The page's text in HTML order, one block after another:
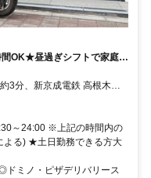
間OK★昼過ぎシフトで家庭と
3分、新京成電鉄 高根木戸
口2徒歩約13分 最寄駅：新
～24:00 ※上記の時間内の
よる) ★土日勤務できる方大
ドミノ・ピザデリバリース